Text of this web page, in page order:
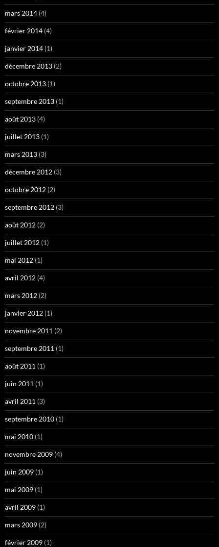
mars 2014 (4)
février 2014 (4)
janvier 2014 (1)
décembre 2013 (2)
octobre 2013 (1)
septembre 2013 (1)
août 2013 (4)
juillet 2013 (1)
mars 2013 (3)
décembre 2012 (3)
octobre 2012 (2)
septembre 2012 (3)
août 2012 (2)
juillet 2012 (1)
mai 2012 (1)
avril 2012 (4)
mars 2012 (2)
janvier 2012 (1)
novembre 2011 (2)
septembre 2011 (1)
août 2011 (1)
juin 2011 (1)
avril 2011 (3)
septembre 2010 (1)
mai 2010 (1)
novembre 2009 (4)
juin 2009 (1)
mai 2009 (1)
avril 2009 (1)
mars 2009 (2)
février 2009 (1)